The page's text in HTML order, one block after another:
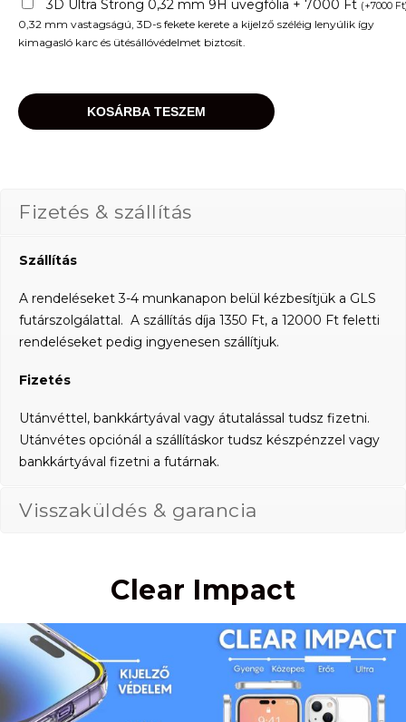
3D Ultra Strong 0,32 mm 9H üvegfólia + 7000 Ft (+7000 Ft
0,32 mm vastagságú, 3D-s fekete kerete a kijelző széléig lenyúlik így
kimagasló karc és ütésállóvédelmet biztosít.
KOSÁRBA TESZEM
Fizetés & szállítás
Szállítás
A rendeléseket 3-4 munkanapon belül kézbesítjük a GLS
futárszolgálattal. A szállítás díja 1350 Ft, a 12000 Ft feletti
rendeléseket pedig ingyenesen szállítjuk.
Fizetés
Utánvéttel, bankkártyával vagy átutalással tudsz fizetni.
Utánvétes opciónál a szállításkor tudsz készpénzzel vagy
bankkártyával fizetni a futárnak.
Visszaküldés & garancia
Clear Impact